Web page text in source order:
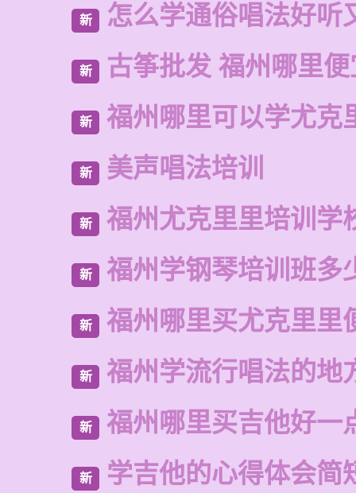
新 怎么学通俗唱法好听
新 古筝批发 福州哪里
新 福州哪里可以学尤克
新 美声唱法培训
新 福州尤克里里培训学
新 福州学钢琴培训班多
新 福州哪里买尤克里里
新 福州学流行唱法的地
新 福州哪里买吉他好一
新 学吉他的心得体会简